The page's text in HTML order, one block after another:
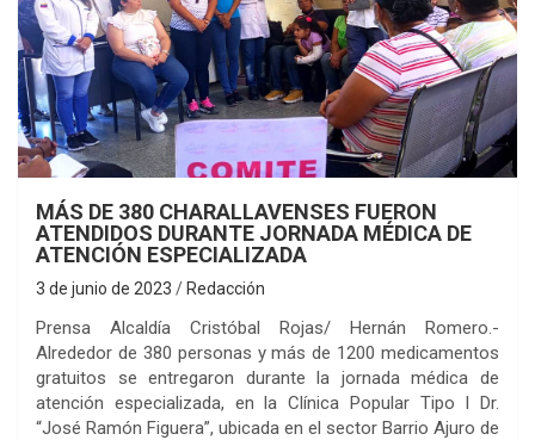
MÁS DE 380 CHARALLAVENSES FUERON
ATENDIDOS DURANTE JORNADA MÉDICA DE
ATENCIÓN ESPECIALIZADA
3 de junio de 2023 Redacción
Prensa Alcaldía Cristóbal Rojas/ Hernán Romero.-
Alrededor de 380 personas y más de 1200 medicamentos
gratuitos se entregaron durante la jornada médica de
atención especializada, en la Clínica Popular Tipo I Dr.
“José Ramón Figuera”, ubicada en el sector Barrio Ajuro de